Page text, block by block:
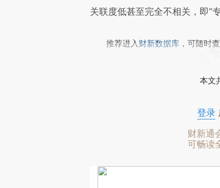
关联度低甚至完全不相关，即“专
推荐进入 财新数据库 ，可随时
本文
登录
财新通
可畅读